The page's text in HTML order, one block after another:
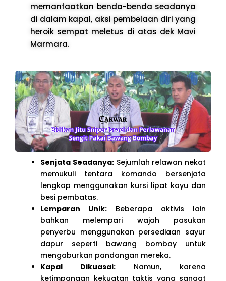
memanfaatkan benda-benda seadanya
di dalam kapal, aksi pembelaan diri yang
heroik sempat meletus di atas dek Mavi
Marmara.
Senjata Seadanya:Sejumlah relawan nekat
memukuli tentara komando bersenjata
lengkap menggunakan kursi lipat kayu dan
besi pembatas.
Lemparan Unik: Beberapa aktivis lain
bahkan melempari wajah pasukan
penyerbu menggunakan persediaan sayur
dapur seperti bawang bombay untuk
mengaburkan pandangan mereka.
Kapal Dikuasai: Namun, karena
ketimpangan kekuatan taktis yang sangat